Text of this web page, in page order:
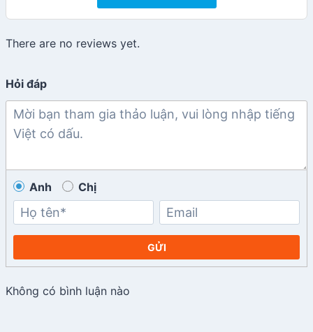
There are no reviews yet.
Hỏi đáp
Anh Chị
GỬI
Không có bình luận nào